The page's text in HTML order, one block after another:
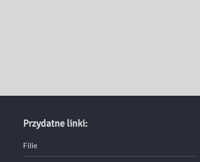
Przydatne linki:
Filie